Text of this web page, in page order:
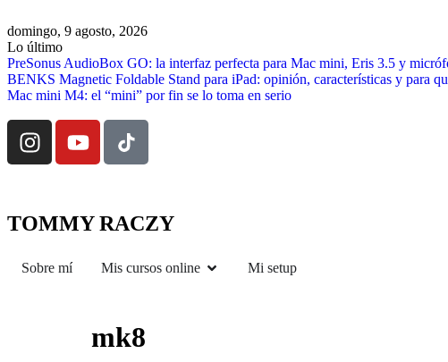
domingo, 9 agosto, 2026
Lo último
PreSonus AudioBox GO: la interfaz perfecta para Mac mini, Eris 3.5 y
BENKS Magnetic Foldable Stand para iPad: opinión, características y para
Mac mini M4: el “mini” por fin se lo toma en serio
TOMMY RACZY
Sobre mí Mis cursos online Mi setup
mk8